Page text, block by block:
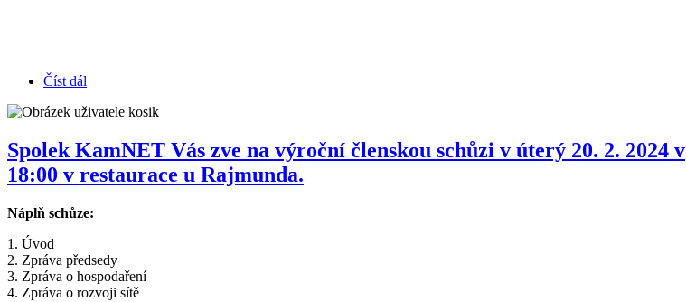
Číst dál
Spolek KamNET Vás zve na výroční členskou schůzi v úterý 20. 2. 2024 v
18:00 v restaurace u Rajmunda.
Náplň schůze:
1. Úvod
2. Zpráva předsedy
3. Zpráva o hospodaření
4. Zpráva o rozvoji sítě